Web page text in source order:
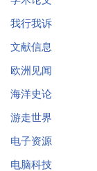
我行我诉
文献信息
欧洲见闻
海洋史论
游走世界
电子资源
电脑科技